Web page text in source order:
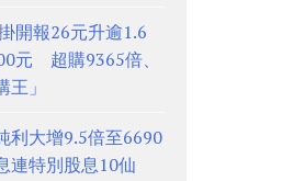
開報26元升逾1.6
元 超購9365倍、
」
利大增9.5倍至6690
特別股息10仙